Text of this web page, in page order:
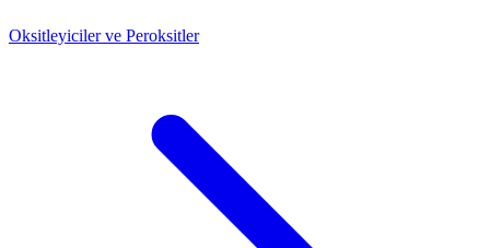
Oksitleyiciler ve Peroksitler